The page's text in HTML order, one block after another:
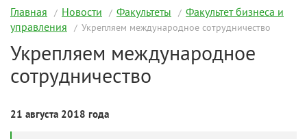
Главная Новости Факультеты
Факультет бизнеса и
управления
Укрепляем международное сотрудничество
Укрепляем международное
сотрудничество
21 августа 2018 года